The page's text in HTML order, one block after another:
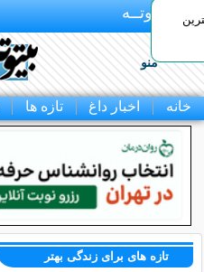
بـیتوتــه
منو
خانه اخبار داغ تازه ها
تازه های برای زندگی بهتر